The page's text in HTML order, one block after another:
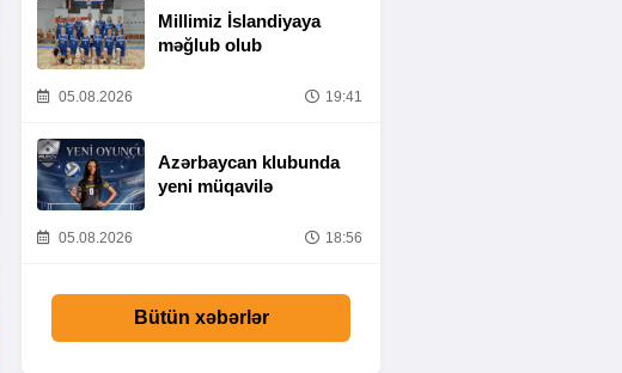
Millimiz İslandiyaya
məğlub olub
05.08.2026 19:41
Azərbaycan klubunda
yeni müqavilə
05.08.2026 18:56
Bütün xəbərlər